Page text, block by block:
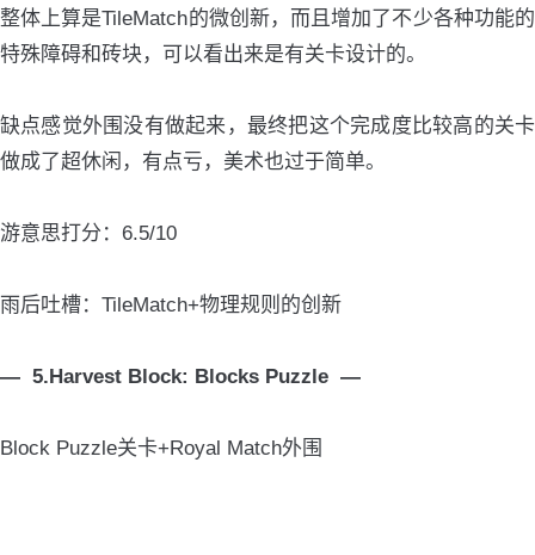
整体上算是TileMatch的微创新，而且增加了不少各种功能的
特殊障碍和砖块，可以看出来是有关卡设计的。
缺点感觉外围没有做起来，最终把这个完成度比较高的关卡
做成了超休闲，有点亏，美术也过于简单。
游意思打分：6.5/10
雨后吐槽：TileMatch+物理规则的创新
— 5.Harvest Block: Blocks Puzzle —
Block Puzzle关卡+Royal Match外围